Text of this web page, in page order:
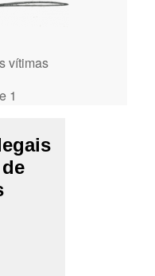
vítimas
1